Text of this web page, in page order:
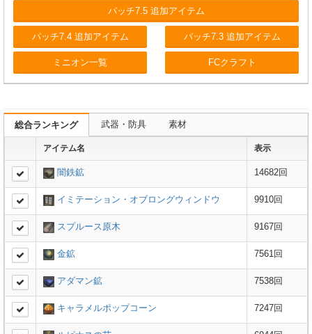
パッチ7.5 追加アイテム
パッチ7.4 追加アイテム
ミニオン一覧
パッチ7.3 追加アイテム
FCクラフト
総合ランキング 武器・防具 素材
アイテム名 表示
闇鉄鉱 14682回
イミテーション・オブロングウィンドウ 9910回
スプルース原木 9167回
金鉱 7561回
アダマン鉱 7538回
キャラメルポップコーン 7247回